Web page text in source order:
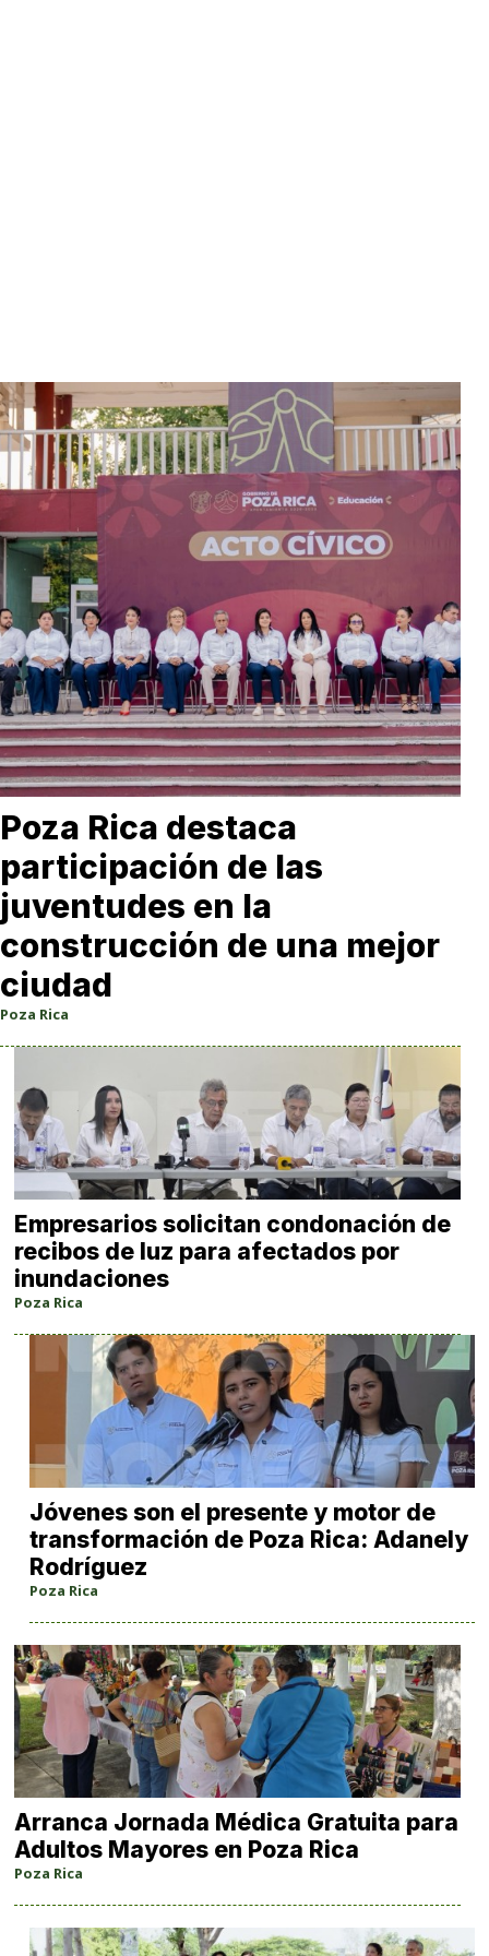
Poza Rica destaca
participación de las
juventudes en la
construcción de una mejor
ciudad
Poza Rica
Empresarios solicitan condonación de
recibos de luz para afectados por
inundaciones
Poza Rica
Jóvenes son el presente y motor de
transformación de Poza Rica: Adanely
Rodríguez
Poza Rica
Arranca Jornada Médica Gratuita para
Adultos Mayores en Poza Rica
Poza Rica